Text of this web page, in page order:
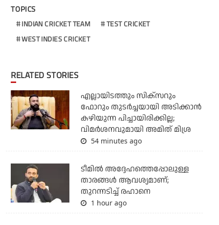
TOPICS
INDIAN CRICKET TEAM
TEST CRICKET
WEST INDIES CRICKET
RELATED STORIES
എല്ലായിടത്തും സിക്‌സറും
ഫോറും തുടര്‍ച്ചയായി അടിക്കാന്‍
കഴിയുന്ന പിച്ചായിരിക്കില്ല;
വിമര്‍ശനവുമായി അമിത് മിശ്ര
54 minutes ago
ടീമില്‍ അദ്ദേഹത്തെപ്പോലുള്ള
താരങ്ങള്‍ ആവശ്യമാണ്;
തുറന്നടിച്ച് രഹാനെ
1 hour ago